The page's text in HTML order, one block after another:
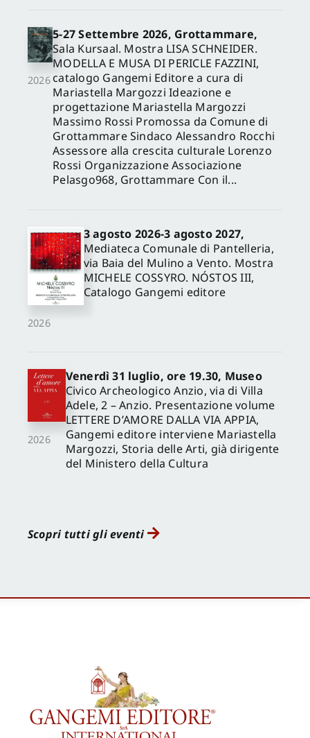
2026
5-27 Settembre 2026, Grottammare,
Sala Kursaal. Mostra LISA SCHNEIDER.
MODELLA E MUSA DI PERICLE FAZZINI,
catalogo Gangemi Editore a cura di
Mariastella Margozzi Ideazione e
progettazione Mariastella Margozzi
Massimo Rossi Promossa da Comune di
Grottammare Sindaco Alessandro Rocchi
Assessore alla crescita culturale Lorenzo
Rossi Organizzazione Associazione
Pelasgo968, Grottammare Con il...
2026
3 agosto 2026-3 agosto 2027,
Mediateca Comunale di Pantelleria,
via Baia del Mulino a Vento. Mostra
MICHELE COSSYRO. NÓSTOS III,
Catalogo Gangemi editore
2026
Venerdì 31 luglio, ore 19.30, Museo
Civico Archeologico Anzio, via di Villa
Adele, 2 – Anzio. Presentazione volume
LETTERE D’AMORE DALLA VIA APPIA,
Gangemi editore interviene Mariastella
Margozzi, Storia delle Arti, già dirigente
del Ministero della Cultura
Scopri tutti gli eventi